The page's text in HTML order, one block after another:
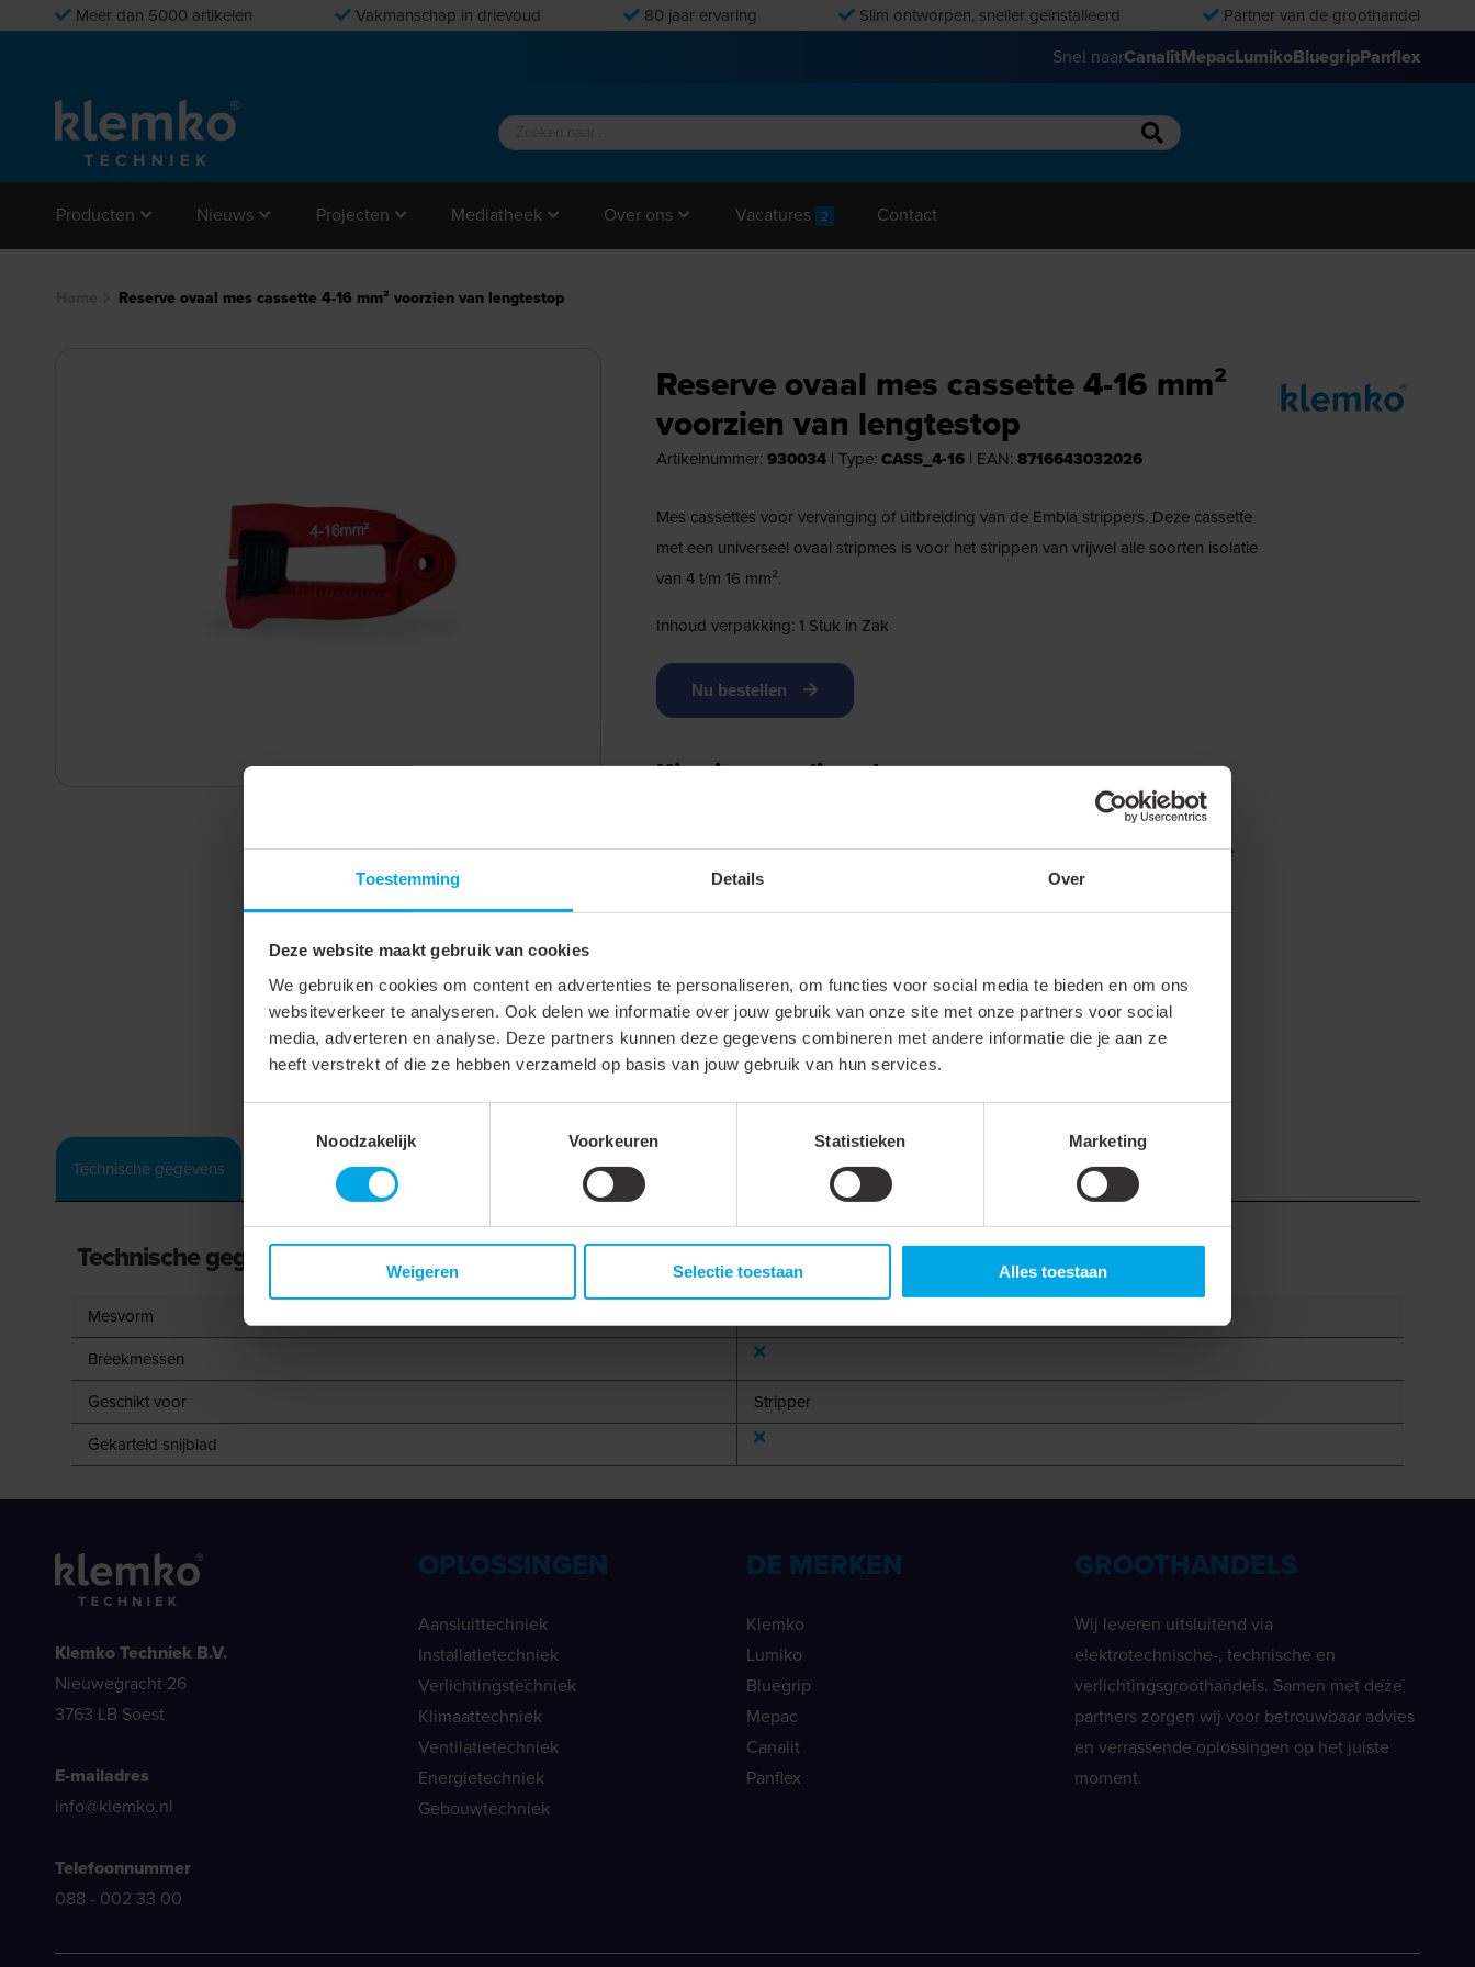
Toestemming Details Over
Deze website maakt gebruik van cookies
We gebruiken cookies om content en advertenties te personaliseren, om functies voor social media te bieden en om ons
websiteverkeer te analyseren. Ook delen we informatie over jouw gebruik van onze site met onze partners voor social
media, adverteren en analyse. Deze partners kunnen deze gegevens combineren met andere informatie die je aan ze
heeft verstrekt of die ze hebben verzameld op basis van jouw gebruik van hun services.
Noodzakelijk
Voorkeuren Statistieken Marketing
Weigeren Selectie toestaan Alles toestaan
Meer dan 5000 artikelen Vakmanschap in drievoud 80 jaar ervaring Slim ontworpen, sneller geïnstalleerd Partner van de groothandel
Snel naarCanalitMepacLumikoBluegripPanflex
Producten Nieuws Projecten Mediatheek Over ons Vacatures 2 Contact
Reserve ovaal mes cassette 4-16 mm² voorzien van lengtestop
Reserve ovaal mes cassette 4-16 mm²
voorzien van lengtestop
Artikelnummer: 930034| Type: CASS_4-16 | EAN: 8716643032026
Mes cassettes voor vervanging of uitbreiding van de Embla strippers. Deze cassette
met een universeel ovaal stripmes is voor het strippen van vrijwel alle soorten isolatie
van 4 t/m 16 mm².
Inhoud verpakking: 1 Stuk in Zak
Nu bestellen
Kies jouw online shop
Het gekozen artikel930034is verkrijgbaar bij de volgende shop(s). Selecteer de
desbetreffende shop en je wordt direct doorgestuurd.
Neem gerust contact met ons op via
+31 88 002 33 00of per e-mail viainfo@klemko.nl.
Technische gegevens
Technische gegevens
Mesvorm
Breekmessen
Geschikt voor
Stripper
Gekarteld snijblad
Klemko Techniek B.V.
Nieuwegracht 26
3763 LB Soest
E-mailadres
info@klemko.nl
Telefoonnummer
088 - 002 33 00
OPLOSSINGEN
Aansluittechniek
Installatietechniek
Verlichtingstechniek
Klimaattechniek
Ventilatietechniek
Energietechniek
Gebouwtechniek
DE MERKEN
Klemko
Lumiko
Bluegrip
Mepac
Canalit
Panflex
GROOTHANDELS
Wij leveren uitsluitend via
elektrotechnische-, technische en
verlichtingsgroothandels. Samen met deze
partners zorgen wij voor betrouwbaar advies
en verrassende oplossingen op het juiste
moment.